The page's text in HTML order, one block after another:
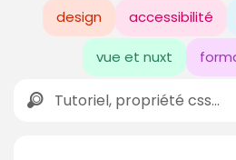
design accessibilité
vue et nuxt